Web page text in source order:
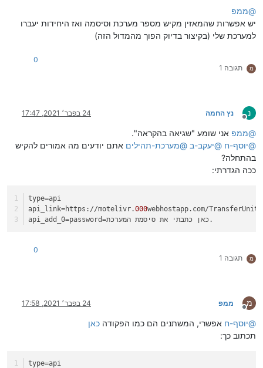
@ממפ
יש אפשרות שהמאזין מקיש מספר מערכת וסיסמה ואז היחידות יעברו
למערכת שלי (בקיצור בדיוק הפוך מהמדול הזה)
מ תגובה 1
0
נ
מנותק
נץ החמה 24 בפבר׳ 2021, 17:47
@ממפ אני שומע "שגיאה בהקראה".
@יוסף-ח @יעקב-ב @מערכת-תהילים אתם יודעים מה אמורים להקיש
בהתחלה?
ככה הגדרתי:
type=api
api_link=https://motelivr.000webhostapp.com/
api_add_0
=password=כאן כתבתי את סיסמת המערכת.
מ תגובה 1
0
מ
מנותק
ממפ 24 בפבר׳ 2021, 17:58
@יוסף-ח אפשרי, המשתנים הם כמו הפקודה כאן
תכתוב כך:
type=api